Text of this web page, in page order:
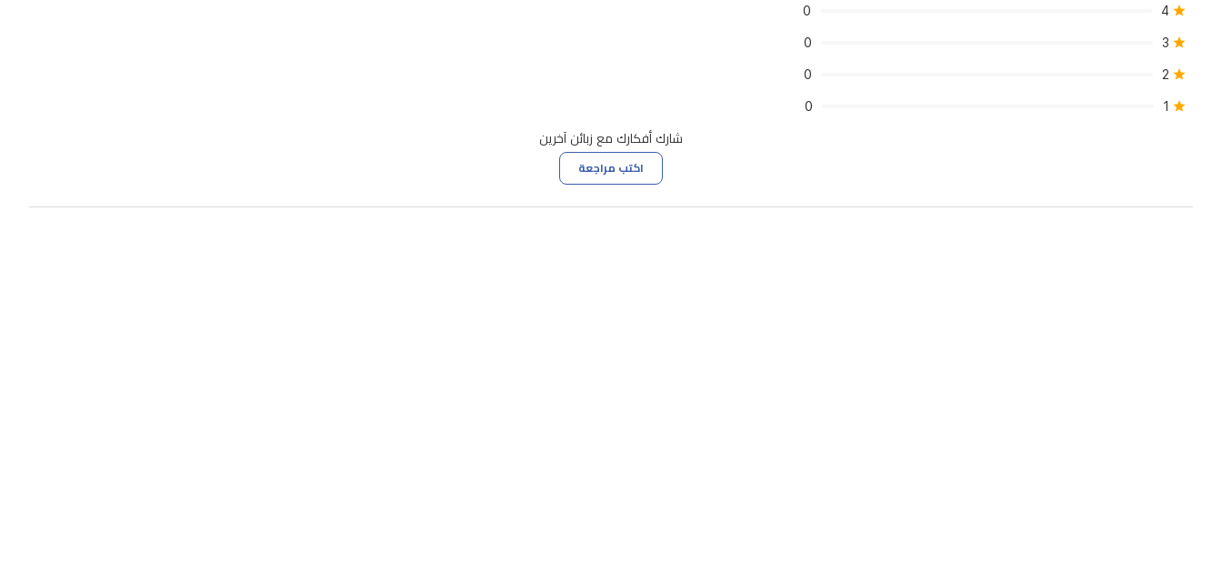
USB
مع
5V
وتعمل
4
0
3
0
2
0
1
0
شارك أفكارك مع زبائن آخرين
اكتب مراجعة